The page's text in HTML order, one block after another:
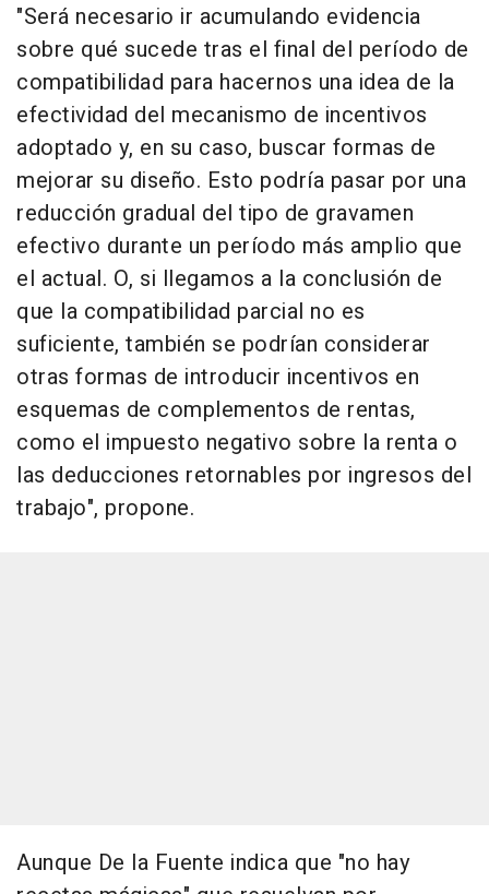
"Será necesario ir acumulando evidencia
sobre qué sucede tras el final del período de
compatibilidad para hacernos una idea de la
efectividad del mecanismo de incentivos
adoptado y, en su caso, buscar formas de
mejorar su diseño. Esto podría pasar por una
reducción gradual del tipo de gravamen
efectivo durante un período más amplio que
el actual. O, si llegamos a la conclusión de
que la compatibilidad parcial no es
suficiente, también se podrían considerar
otras formas de introducir incentivos en
esquemas de complementos de rentas,
como el impuesto negativo sobre la renta o
las deducciones retornables por ingresos del
trabajo", propone.
Aunque De la Fuente indica que "no hay